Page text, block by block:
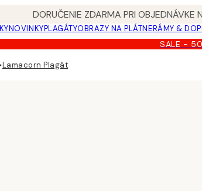
DORUČENIE ZDARMA PRI
NOVINKYPLAGÁTYOBRAZY NA PLÁTNERÁMY &
SALE -
Lamacorn Plagát